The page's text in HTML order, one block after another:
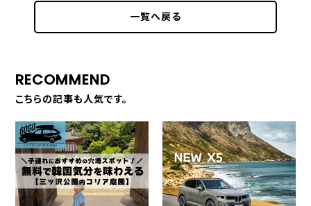
一覧へ戻る
RECOMMEND
こちらの記事も人気です。